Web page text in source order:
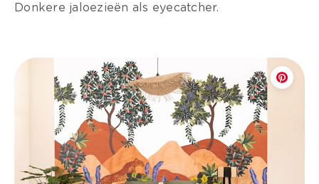
Donkere jaloezieën als eyecatcher.